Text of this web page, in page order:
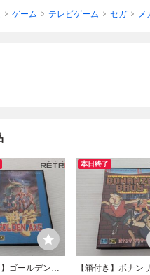
ゲーム テレビゲーム セガ メ
】ゴールデンア
本日終了
【箱付き】ボナン